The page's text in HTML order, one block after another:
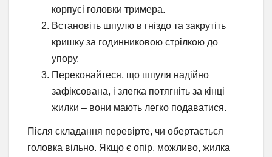
корпусі головки тримера.
Встановіть шпулю в гніздо та закрутіть
кришку за годинниковою стрілкою до
упору.
Переконайтеся, що шпуля надійно
зафіксована, і злегка потягніть за кінці
жилки – вони мають легко подаватися.
Після складання перевірте, чи обертається
головка вільно. Якщо є опір, можливо, жилка